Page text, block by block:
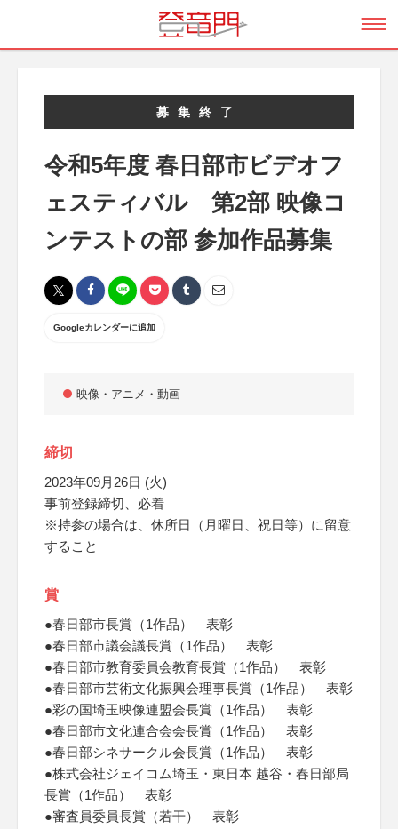
募集終了
令和5年度 春日部市ビデオフ
ェスティバル 第2部 映像コ
ンテストの部 参加作品募集
Googleカレンダーに追加
映像・アニメ・動画
締切
2023年09月26日 (火)
事前登録締切、必着
※持参の場合は、休所日（月曜日、祝日等）に留意
すること
賞
●春日部市長賞（1作品） 表彰
●春日部市議会議長賞（1作品） 表彰
●春日部市教育委員会教育長賞（1作品） 表彰
●春日部市芸術文化振興会理事長賞（1作品） 表彰
●彩の国埼玉映像連盟会長賞（1作品） 表彰
●春日部市文化連合会会長賞（1作品） 表彰
●春日部シネサークル会長賞（1作品） 表彰
●株式会社ジェイコム埼玉・東日本 越谷・春日部局
長賞（1作品） 表彰
●審査員委員長賞（若干） 表彰